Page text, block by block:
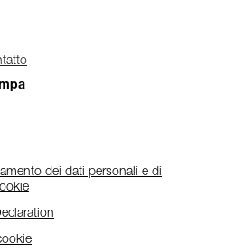
dei dati personali e di